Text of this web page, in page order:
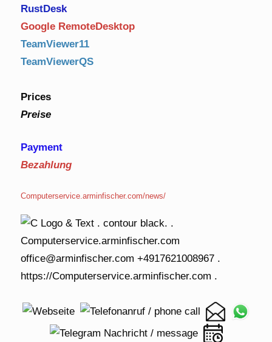
RustDesk
Google RemoteDesktop
TeamViewer11
TeamViewerQS
Prices
Preise
Payment
Bezahlung
Computerservice.arminfischer.com/news/